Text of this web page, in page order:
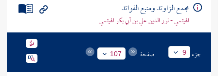
مجمع الزاوئد ومنبع الفوائد
الهيثمي - نور الدين علي بن أبي بكر الهيثمي
جزء 9 صفحة 107